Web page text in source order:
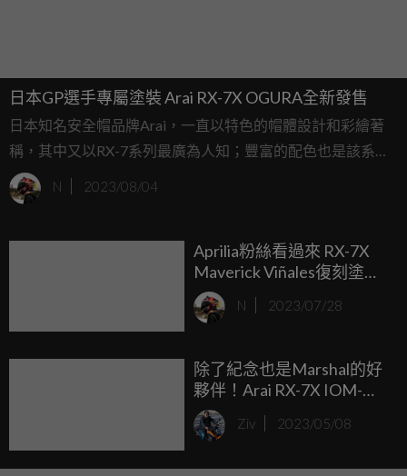
日本GP選手專屬塗裝 Arai RX-7X OGURA全新發售
日本知名安全帽品牌Arai，一直以特色的帽體設計和彩繪著
稱，其中又以RX-7系列最廣為人知；豐富的配色也是該系列
最大的特色之一，透過個性化的造型與塗色，以及與
MotoGP賽事車手的聯名，成為車友們口中津津樂道的「R
N 2023/08/04
Aprilia粉絲看過來 RX-7X
Maverick Viñales復刻塗裝
即將登場
N 2023/07/28
除了紀念也是Marshal的好
夥伴！Arai RX-7X IOM-
TT23 五月底前限時發售
Ziv 2023/05/08